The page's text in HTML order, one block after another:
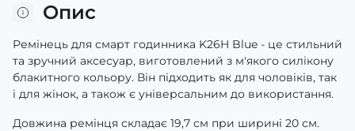
Опис
Ремінець для смарт годинника K26H Blue - це стильний
та зручний аксесуар, виготовлений з м'якого силікону
блакитного кольору. Він підходить як для чоловіків, так
і для жінок, а також є універсальним до використання.
Довжина ремінця складає 19,7 см при ширині 20 см.